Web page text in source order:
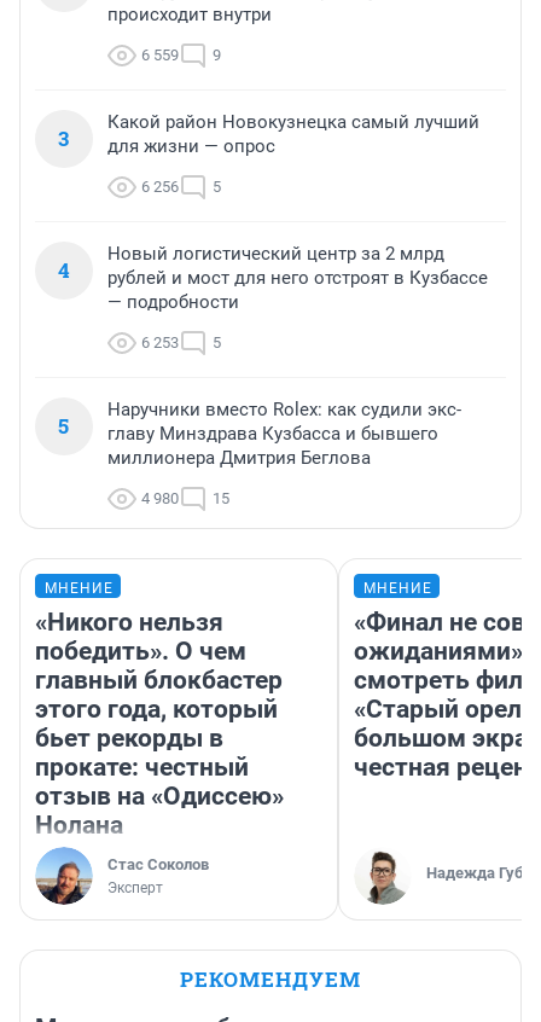
происходит внутри
6 559 9
3
Какой район Новокузнецка самый лучший
для жизни — опрос
6 256 5
4
Новый логистический центр за 2 млрд
рублей и мост для него отстроят в Кузбассе
— подробности
6 253 5
5
Наручники вместо Rolex: как судили экс-
главу Минздрава Кузбасса и бывшего
миллионера Дмитрия Беглова
4 980 15
МНЕНИЕ
«Никого нельзя
победить». О чем
главный блокбастер
этого года, который
бьет рекорды в
прокате: честный
отзыв на «Одиссею»
Нолана
Стас Соколов
Эксперт
МНЕНИЕ
«Финал не
ожиданиями»:
смотреть
«Старый орел»
большом
честная
Надежда
РЕКОМЕНДУЕМ